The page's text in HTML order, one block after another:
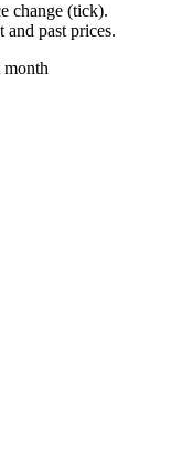
change (tick).
and past prices.
month